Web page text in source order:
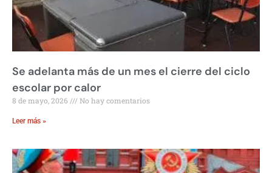
Se adelanta más de un mes el cierre del ciclo
escolar por calor
8 de mayo, 2026 No hay comentarios
Leer más »